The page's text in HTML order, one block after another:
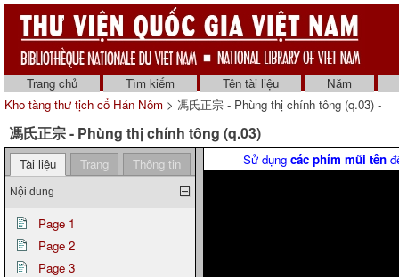
Trang chủ Tìm kiếm Tên tài liệu
Năm
Kho tàng thư tịch cổ Hán Nôm > 馮氏正宗 - Phùng thị chính tông (q.03) -
馮氏正宗 - Phùng thị chính tông (q.03)
Tài liệu Trang Thông tin
Nội dung
Page 1
Page 2
Page 3
Sử dụng các phím mũi tên